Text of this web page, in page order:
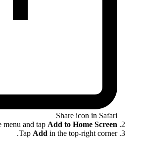
Share icon in Safari
menu and tap Add to Home Screen
Tap Add in the top-right corner.